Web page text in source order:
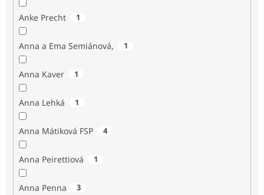
Anke Precht 1
Anna a Ema Semiánová, 1
Anna Kaver 1
Anna Lehká 1
Anna Mátiková FSP 4
Anna Peirettiová 1
Anna Penna 3